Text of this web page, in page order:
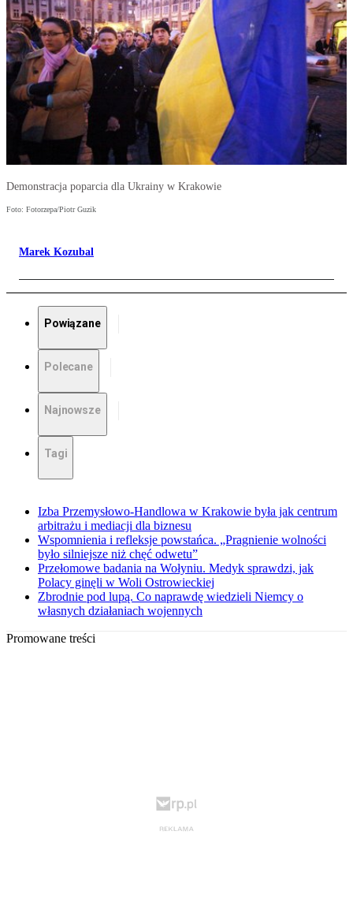
Demonstracja poparcia dla Ukrainy w Krakowie
Foto: Fotorzepa/Piotr Guzik
Marek Kozubal
Powiązane
Polecane
Najnowsze
Tagi
Izba Przemysłowo-Handlowa w Krakowie była jak centrum
arbitrażu i mediacji dla biznesu
Wspomnienia i refleksje powstańca. „Pragnienie wolności
było silniejsze niż chęć odwetu”
Przełomowe badania na Wołyniu. Medyk sprawdzi, jak
Polacy ginęli w Woli Ostrowieckiej
Zbrodnie pod lupą. Co naprawdę wiedzieli Niemcy o
własnych działaniach wojennych
Promowane treści